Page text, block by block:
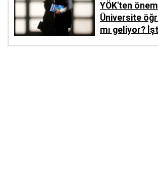
YÖK'ten
Üniversite
mı geliyor?